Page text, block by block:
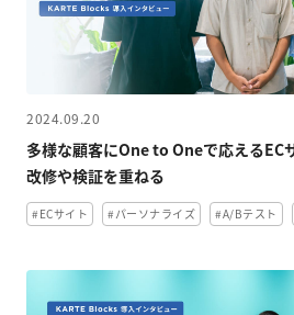
2024.09.20
多様な顧客にOne to Oneで応えるEC
改修や検証を重ねる
#ECサイト #パーソナライズ #A/Bテスト